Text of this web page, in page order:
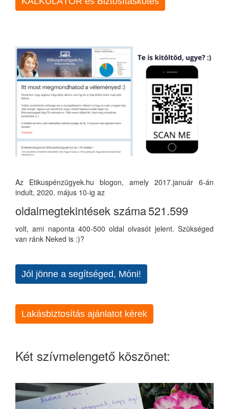
Az Etikuspénzügyek.hu blogon, amely 2017.január 6-án
indult, 2020. május 10-ig az
oldalmegtekintések száma521.599
volt, ami naponta 400-500 oldal olvasót jelent. Szükséged
van ránk Neked is :)?
Jól jönne a segítséged, Móni!
Lakásbiztosítás ajánlatot kérek
Két szívmelengető köszönet: